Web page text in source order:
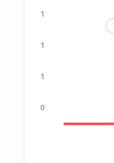
1
1
1
0